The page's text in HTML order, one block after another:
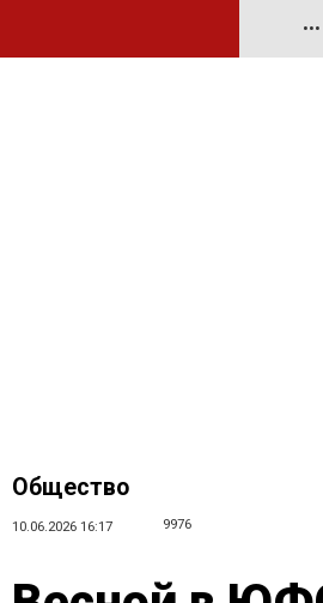
•••
Общество
10.06.2026 16:17 9976